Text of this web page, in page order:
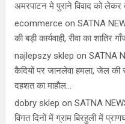
अमरपाटन मे पुराने विवाद को लेकर
ecommerce onSATNA
की बड़ी कार्यवाही, रीवा का
najlepszy sklep onSATNA
कैदियों पर जानलेवा हमला, जेल की
दहशत का माहौल…
dobry sklep onSATNA
विगत दिनों में ग्राम बिरहुली में